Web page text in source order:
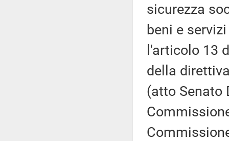
sicurezza
beni e
l'articolo 13
della
(atto Senato